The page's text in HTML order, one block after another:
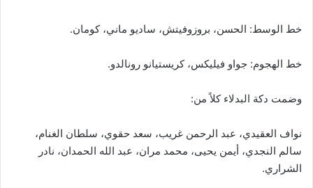
خط الوسط: الحسن، بروزوفيتش، ساديو ماني، كومان.
خط الهجوم: جواو فيليكس، كريستيانو رونالدو.
وضمت دكة البدلاء كلاً من:
نواف العقيدي، عبد الرحمن غريب، سعد حقوي، سلطان الغنام،
سالم النجدي، أيمن يحيى، محمد مران، عبد الله الحمدان، نادر
الشراري.